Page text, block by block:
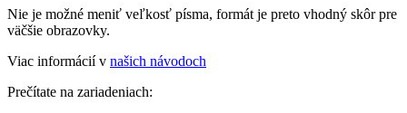
Nie je možné meniť veľkosť písma, formát je preto vhodný skôr pre
väčšie obrazovky.
Viac informácií v našich návodoch
Prečítate na zariadeniach: